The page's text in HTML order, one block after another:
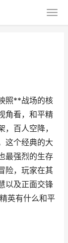
照**战场的核
角看，和平精
百人空降，
这个经典的大
最强烈的生存
险，玩家在其
以及正面交锋
英有什么和平